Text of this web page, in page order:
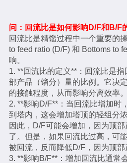
问：回流比是如何影响D/F和B/F
回流比是精馏过程中一个重要的
to feed ratio (D/F) 和 Bottoms to
响。
1. **回流比的定义**：回流比是
部产品（馏分）量的比例。它决
的接触程度，从而影响分离效率。
2. **影响D/F**：当回流比增加时
到塔内，这会增加塔顶的轻组分
因此，D/F可能会增加，因为顶
了。但是，如果回流比过高，可
被回流，反而降低D/F，因为顶部
3. **影响B/F**：增加回流比通常